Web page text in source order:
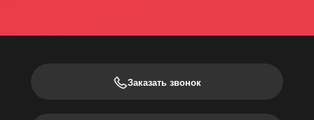
Заказать звонок